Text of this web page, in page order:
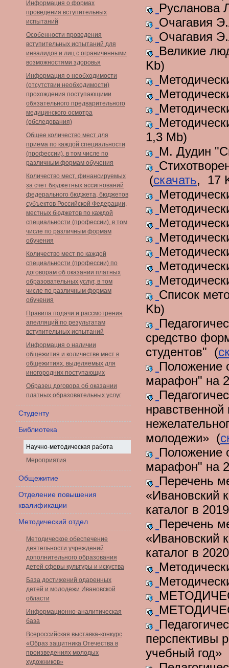
Информация о формах
проведения вступительных
испытаний
Особенности проведения
вступительных испытаний для
инвалидов и лиц с ограниченными
возможностями здоровья
Информация о необходимости
(отсутствии необходимости)
прохождения поступающими
обязательного предварительного
медицинского осмотра
(обследования)
Общее количество мест для
приема по каждой специальности
(профессии), в том числе по
различным формам обучения
Количество мест, финансируемых
за счет бюджетных ассигнований
федерального бюджета, бюджетов
субъектов Российской Федерации,
местных бюджетов по каждой
специальности (профессии), в том
числе по различным формам
обучения
Количество мест по каждой
специальности (профессии) по
договорам об оказании платных
образовательных услуг, в том
числе по различным формам
обучения
Правила подачи и рассмотрения
апелляций по результатам
вступительных испытаний
Информация о наличии
общежития и количестве мест в
общежитиях, выделяемых для
иногородних поступающих
Образец договора об оказании
платных образовательных услуг
Студенту
Библиотека
Научно-методическая работа
Мероприятия
Общежитие
Отделение повышения
квалификации
Методический отдел
Методическое обеспечение
деятельности учреждений
дополнительного образования
детей сферы культуры и искуства
База достижений одаренных
детей и молодежи Ивановской
области
Информационно-аналитическая
база
Всероссийская выставка-конкурс
«Образ защитника Отечества в
произведениях молодых
художников»
Русланова
Очагавия
Очагавия
Великие
Kb)
1,3 Mb)
М. Дудин
(скачать, 17
Список
Kb)
средство
студентов" (
Положение
марафон" на
нравственной
молодежи» (
Положение
марафон" на
Перечень
«Ивановский
каталог в
Перечень
«Ивановский
каталог в
перспективы
учебный год»